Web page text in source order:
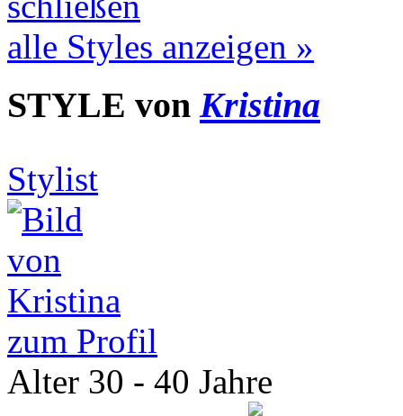
alle Styles anzeigen »
STYLE von Kristina
Stylist
zum Profil
Alter 30 - 40 Jahre